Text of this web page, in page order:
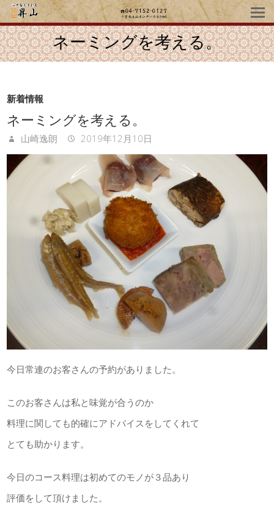
ネーミングを考える。
新着情報
ネーミングを考える。
山崎逸朗 2019年12月10日
今日常連のお客さんの予約がありました。
このお客さんは私と味覚が合うのか
料理に関しても的確にアドバイスをしてくれて
とても助かります。
今日のコース料理は初めてのモノが３品あり
評価をして頂けました。